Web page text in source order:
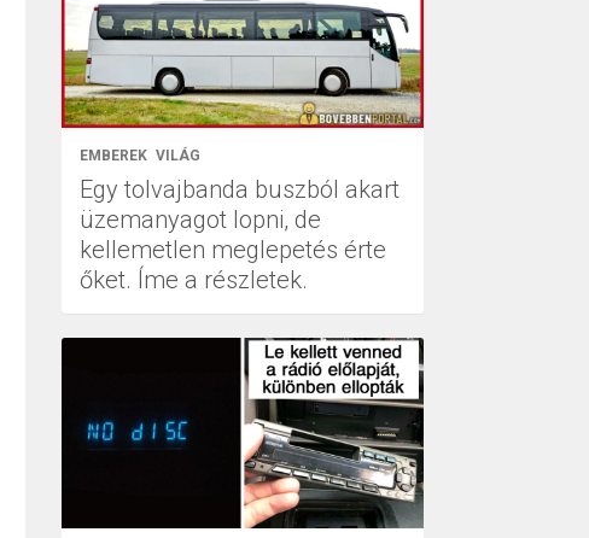
EMBEREK VILÁG
Egy tolvajbanda buszból akart
üzemanyagot lopni, de
kellemetlen meglepetés érte
őket. Íme a részletek.